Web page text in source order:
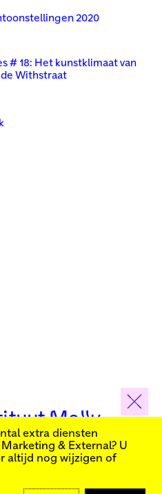
2020
# 18: Het kunstklimaat van
Withstraat
Melly
conceived as an art house with a mission
om op de hoogte
programma’s:
extra diensten
& External? U
altijd nog wijzigen of